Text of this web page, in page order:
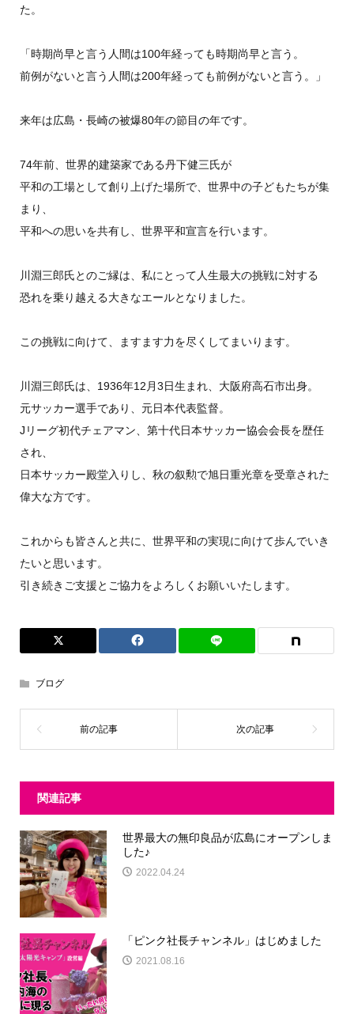
た。
「時期尚早と言う人間は100年経っても時期尚早と言う。
前例がないと言う人間は200年経っても前例がないと言う。」
来年は広島・長崎の被爆80年の節目の年です。
74年前、世界的建築家である丹下健三氏が
平和の工場として創り上げた場所で、世界中の子どもたちが集
まり、
平和への思いを共有し、世界平和宣言を行います。
川淵三郎氏とのご縁は、私にとって人生最大の挑戦に対する
恐れを乗り越える大きなエールとなりました。
この挑戦に向けて、ますます力を尽くしてまいります。
川淵三郎氏は、1936年12月3日生まれ、大阪府高石市出身。
元サッカー選手であり、元日本代表監督。
Jリーグ初代チェアマン、第十代日本サッカー協会会長を歴任
され、
日本サッカー殿堂入りし、秋の叙勲で旭日重光章を受章された
偉大な方です。
これからも皆さんと共に、世界平和の実現に向けて歩んでいき
たいと思います。
引き続きご支援とご協力をよろしくお願いいたします。
ブログ
関連記事
世界最大の無印良品が広島にオープンしま
した♪
2022.04.24
「ピンク社長チャンネル」はじめました
2021.08.16